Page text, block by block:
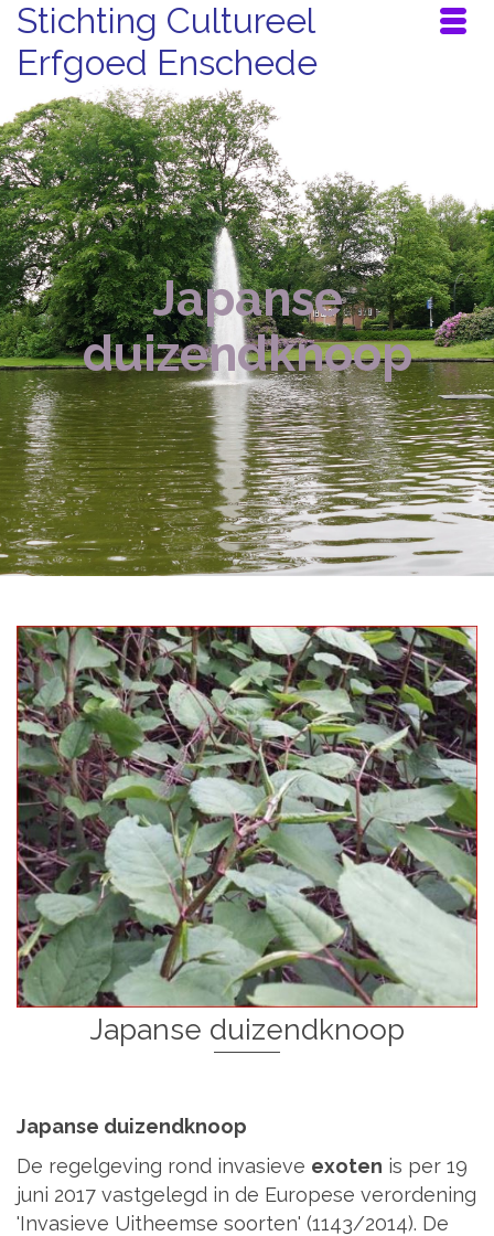
Stichting Cultureel
Erfgoed Enschede
Japanse
duizendknoop
Japanse duizendknoop
Japanse duizendknoop
De regelgeving rond invasieve exoten is per 19
juni 2017 vastgelegd in de Europese verordening
'Invasieve Uitheemse soorten' (1143/2014). De